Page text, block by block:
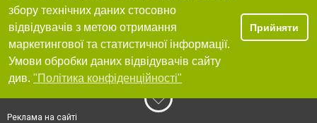
збору технічних даних стосовно
відвідувачів з метою отримання
маркетингової та статистичної інформації.
Умови обробки даних відвідувачів сайту
див. "Політика конфіденційності"
Прийняти
Реклама на сайті